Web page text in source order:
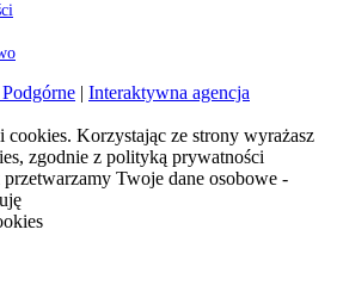
| Interaktywna agencja
Korzystając ze strony wyrażasz
zgodnie z polityką prywatności
Twoje dane osobowe -